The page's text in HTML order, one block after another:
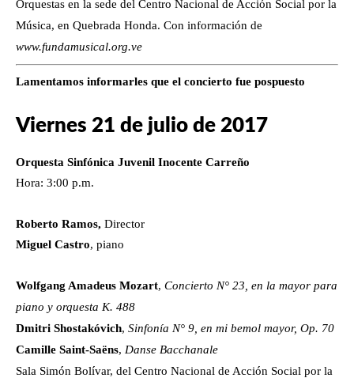
Orquestas en la sede del Centro Nacional de Acción Social por la
Música, en Quebrada Honda. Con información de
www.fundamusical.org.ve
Lamentamos informarles que el concierto fue pospuesto
Viernes 21 de julio de 2017
Orquesta Sinfónica Juvenil Inocente Carreño
Hora: 3:00 p.m.
Roberto Ramos, Director
Miguel Castro, piano
Wolfgang Amadeus Mozart, Concierto N° 23, en la mayor para
piano y orquesta K. 488
Dmitri Shostakóvich, Sinfonía N° 9, en mi bemol mayor, Op. 70
Camille Saint-Saëns, Danse Bacchanale
Sala Simón Bolívar, del Centro Nacional de Acción Social por la